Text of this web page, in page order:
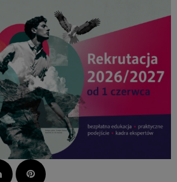
LinkedInPinterest